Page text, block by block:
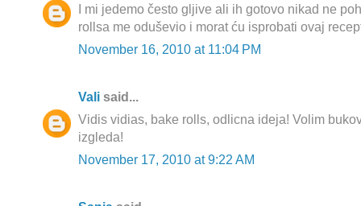
I mi jedemo često gljive ali ih gotovo nikad ne
rollsa me oduševio i morat ću isprobati ovaj
November 16, 2010 at 11:04 PM
Vali said...
Vidis vidias, bake rolls, odlicna ideja! Volim
izgleda!
November 17, 2010 at 9:22 AM